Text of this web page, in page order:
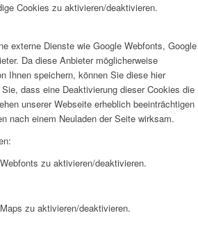
Cookies zu aktivieren/deaktivieren.
externe Dienste wie Google Webfonts, Google
Da diese Anbieter möglicherweise
Ihnen speichern, können Sie diese hier
dass eine Deaktivierung dieser Cookies die
unserer Webseite erheblich beeinträchtigen
nach einem Neuladen der Seite wirksam.
zu aktivieren/deaktivieren.
zu aktivieren/deaktivieren.